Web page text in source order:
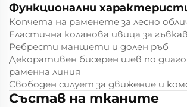
Функционални
Копчета на раменете за лесно
Еластична коланова ивица за
Ребрести маншети и долен ръб
Декоративен бисерен шев по
раменна линия
Свободен силует за движение и
Състав на тканите